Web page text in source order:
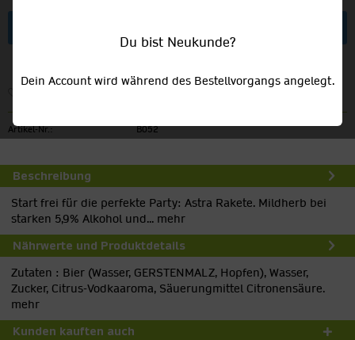
Artikel-Nr.: B052
Beschreibung
Start frei für die perfekte Party: Astra Rakete. Mildherb bei
starken 5,9% Alkohol und... mehr
Nährwerte und Produktdetails
Zutaten : Bier (Wasser, GERSTENMALZ, Hopfen), Wasser,
Zucker, Citrus-Vodkaaroma, Säuerungmittel Citronensäure.
mehr
Kunden kauften auch
Du bist Neukunde?
Dein Account wird während des Bestellvorgangs angelegt.